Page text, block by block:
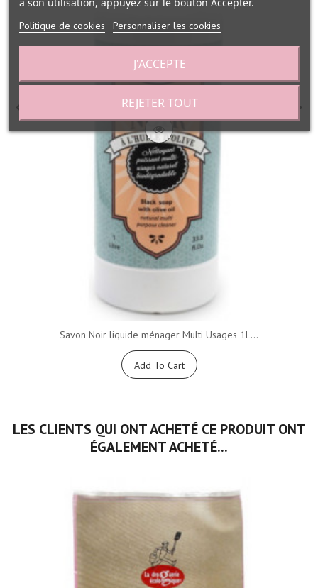
Savon Noir liquide ménager Multi Usages 1L...
Add To Cart
LES CLIENTS QUI ONT ACHETÉ CE PRODUIT ONT
ÉGALEMENT ACHETÉ...
Politique de cookies Personnaliser les cookies
REJETER TOUT
J'ACCEPTE